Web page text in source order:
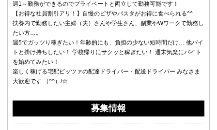
週1～勤務ができるのでプライベートと両立して勤務可能です！
【お得な社員割引アリ！】自慢のピザやパスタがお得に食べられる^^
扶養内で勤務したい主婦（夫）さんや学生さん、副業やWワークで勤務し
たい方…。
週5でガッツり稼ぎたい！年齢的にも、負担の少ない短時間だけ… 他バイ
トと掛け持ちしたい！ 学校帰りにサクッと稼ぎたい！ 週末気楽にバイト
を始めてみたい！
楽しく稼げる宅配ピッツァの配達ドライバー・配送ドライバー みなさま
大歓迎です （^^）/☆
募集情報